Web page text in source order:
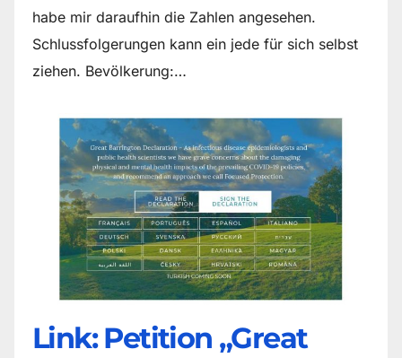
habe mir daraufhin die Zahlen angesehen.
Schlussfolgerungen kann ein jede für sich selbst
ziehen. Bevölkerung:…
Link: Petition „Great